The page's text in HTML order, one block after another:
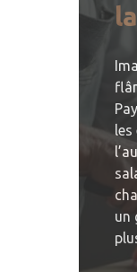
les
un